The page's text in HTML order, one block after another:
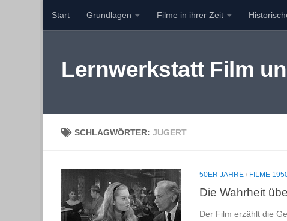
Zum Inhalt springen
Start Grundlagen Filme in ihrer Zeit
Lernwerkstatt Film
SCHLAGWÖRTER:JUGERT
50ER JAHRE / FILME
Die Wahrheit
Der Film erzählt die